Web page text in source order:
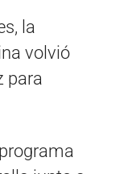
la
volvió
para